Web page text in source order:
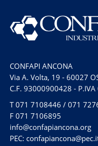
CONFAPI ANCONA
Via A. Volta, 19 - 60027
C.F. 93000900428 -
T 071 7108446 / 071
F 071 7106895
info@confapiancona.org
PEC: